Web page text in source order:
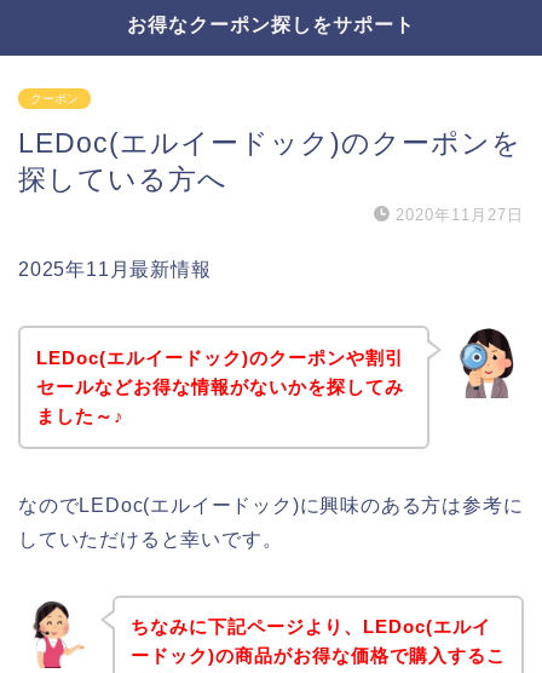
お得なクーポン探しをサポート
クーポン
LEDoc(エルイードック)のクーポンを
探している方へ
2020年11月27日
2025年11月最新情報
LEDoc(エルイードック)のクーポンや割引
セールなどお得な情報がないかを探してみ
ました～♪
なのでLEDoc(エルイードック)に興味のある方は参考に
していただけると幸いです。
ちなみに下記ページより、LEDoc(エルイ
ードック)の商品がお得な価格で購入するこ